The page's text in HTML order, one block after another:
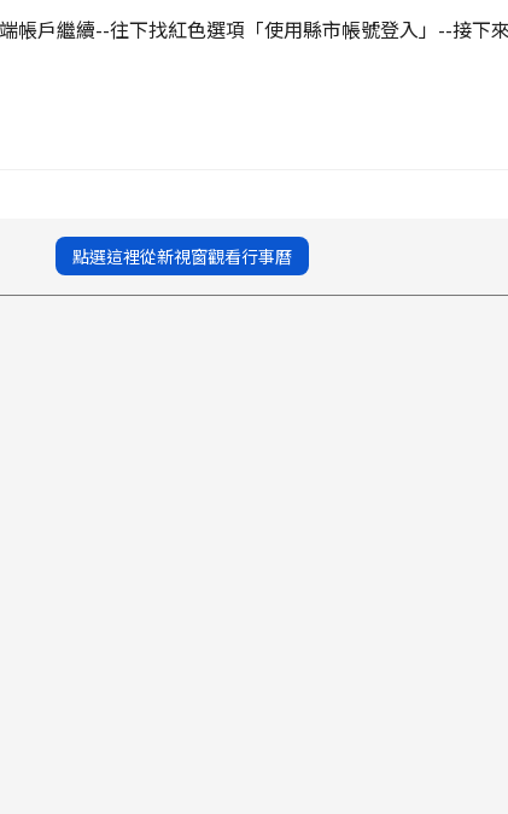
帳戶繼續--往下找紅色選項「使用縣市帳號登入」--接下
點選這裡從新視窗觀看行事曆